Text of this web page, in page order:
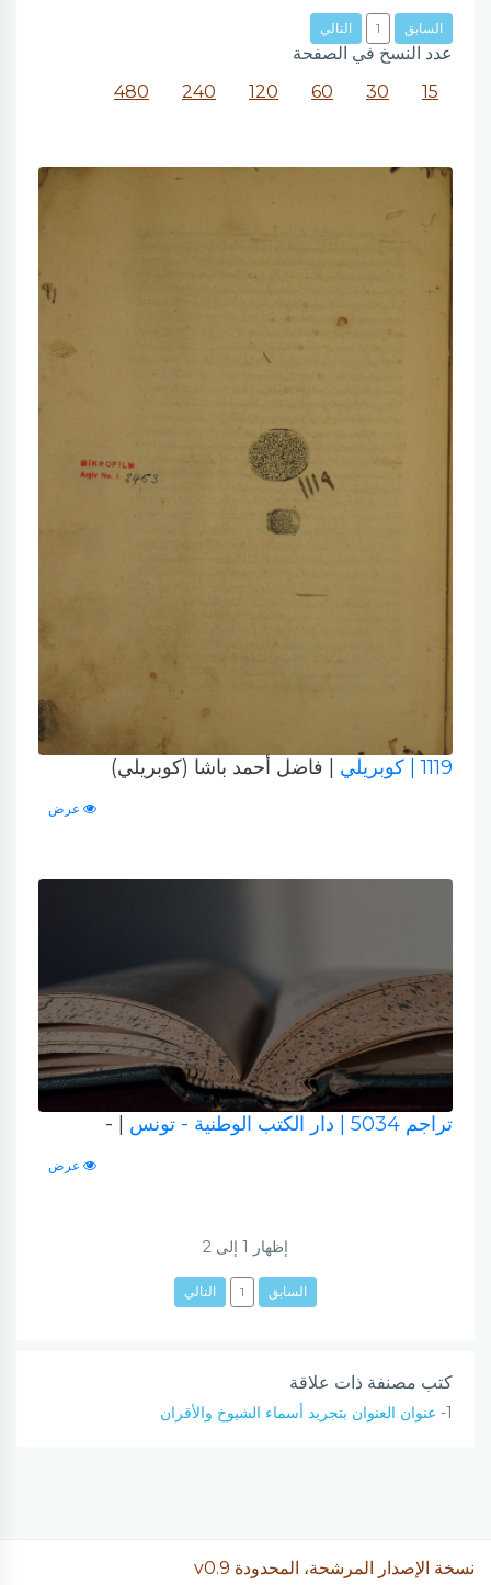
السابق 1 التالي
عدد النسخ في الصفحة
15
30
60
120
240
480
1119 | كوبريلي | فاضل أحمد باشا (كوبريلي)
عرض
تراجم 5034 | دار الكتب الوطنية - تونس | -
عرض
إظهار 1 إلى 2
السابق 1 التالي
كتب مصنفة ذات علاقة
1- عنوان العنوان بتجريد أسماء الشيوخ والأقران
نسخة الإصدار المرشحة، المحدودة v0.9